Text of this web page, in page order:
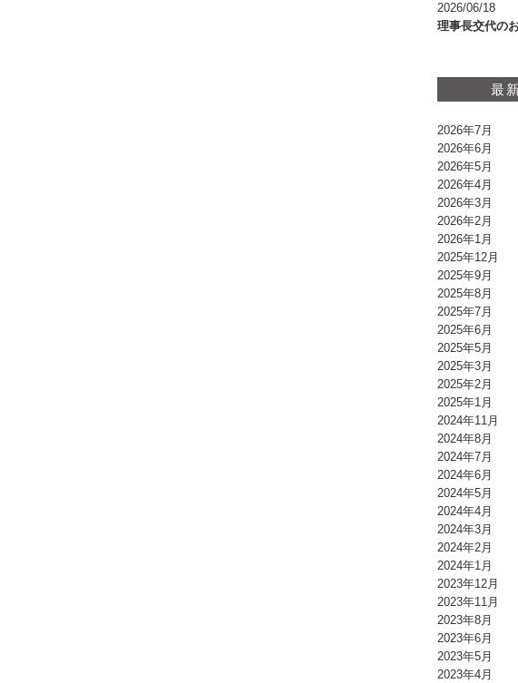
2026/06/18
理事長交代の
最
2026年7月
2026年6月
2026年5月
2026年4月
2026年3月
2026年2月
2026年1月
2025年12月
2025年9月
2025年8月
2025年7月
2025年6月
2025年5月
2025年3月
2025年2月
2025年1月
2024年11月
2024年8月
2024年7月
2024年6月
2024年5月
2024年4月
2024年3月
2024年2月
2024年1月
2023年12月
2023年11月
2023年8月
2023年6月
2023年5月
2023年4月